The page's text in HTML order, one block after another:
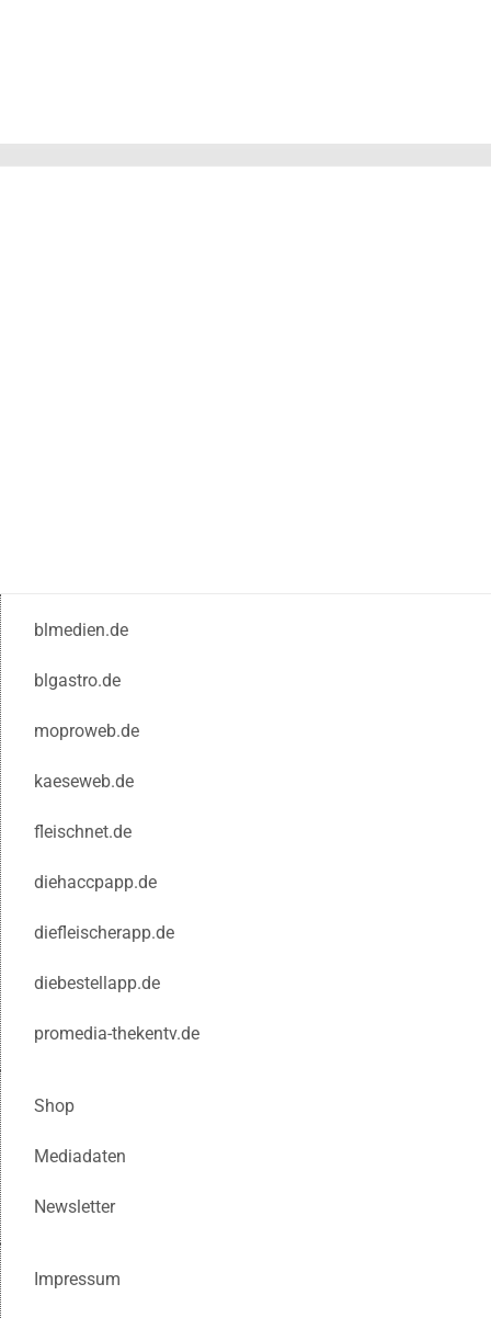
blmedien.de
blgastro.de
moproweb.de
kaeseweb.de
fleischnet.de
diehaccpapp.de
diefleischerapp.de
diebestellapp.de
promedia-thekentv.de
Shop
Mediadaten
Newsletter
Impressum